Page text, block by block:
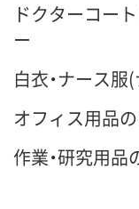
ドクターコート
ー
白衣・ナース
オフィス用品
作業・研究用品